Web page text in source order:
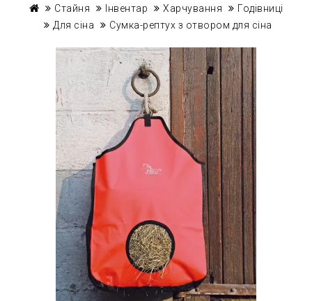
Стайня Інвентар Харчування
Годівниці
Для сіна
Сумка-рептух з отвором для сіна